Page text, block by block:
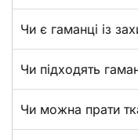
Чи є гаманці із
Чи підходять
Чи можна прати